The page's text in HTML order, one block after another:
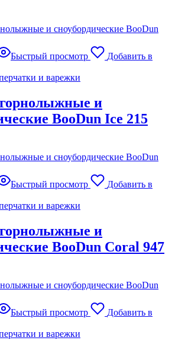
Быстрый просмотр
Добавить в
и варежки
и
BooDun Ice 215
Быстрый просмотр
Добавить в
и варежки
и
BooDun Coral 947
Быстрый просмотр
Добавить в
и варежки